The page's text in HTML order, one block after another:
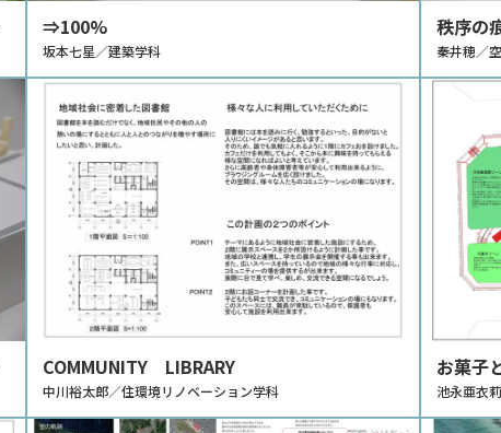
⇒100%
坂本七星／建築学科
秩序の
秦井穂／
COMMUNITY LIBRARY
中川裕太郎／住環境リノベーション学科
お菓子
池永亜衣